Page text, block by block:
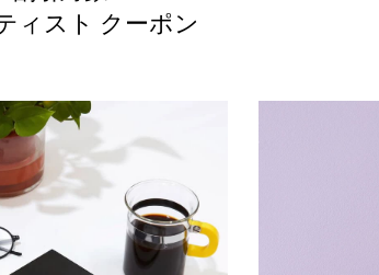
ィスト クーポン